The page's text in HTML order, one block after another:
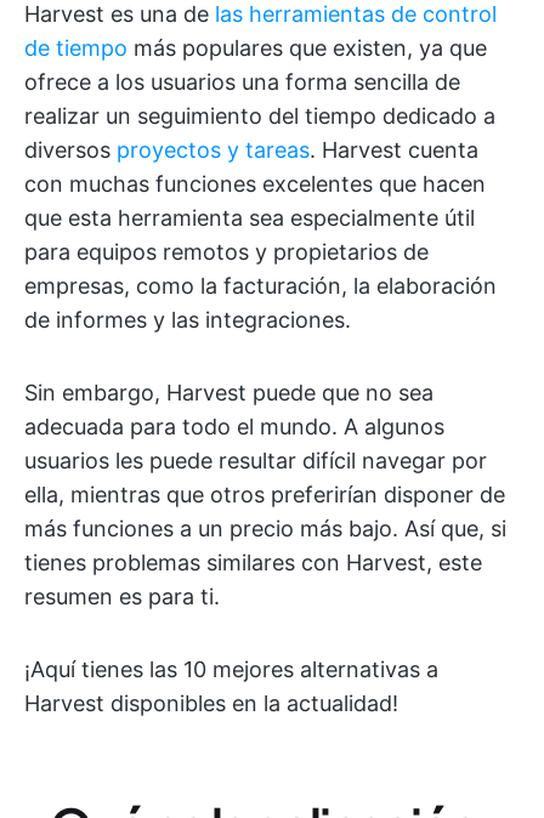
Harvest es una de las herramientas de control
de tiempo más populares que existen, ya que
ofrece a los usuarios una forma sencilla de
realizar un seguimiento del tiempo dedicado a
diversos proyectos y tareas. Harvest cuenta
con muchas funciones excelentes que hacen
que esta herramienta sea especialmente útil
para equipos remotos y propietarios de
empresas, como la facturación, la elaboración
de informes y las integraciones.
Sin embargo, Harvest puede que no sea
adecuada para todo el mundo. A algunos
usuarios les puede resultar difícil navegar por
ella, mientras que otros preferirían disponer de
más funciones a un precio más bajo. Así que, si
tienes problemas similares con Harvest, este
resumen es para ti.
¡Aquí tienes las 10 mejores alternativas a
Harvest disponibles en la actualidad!